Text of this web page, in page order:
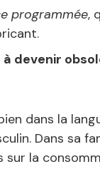
programmée,
devenir
dans la
Dans sa
sur la